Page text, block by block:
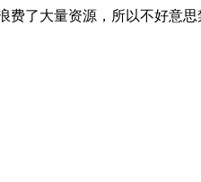
费了大量资源，所以不好意思